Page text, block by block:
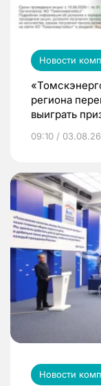
Новости
региона
выиграть
09:10 / 03.08.26
Новости